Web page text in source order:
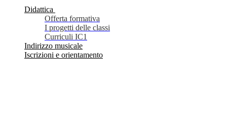
Didattica
Offerta formativa
I progetti delle classi
Curriculi IC1
Indirizzo musicale
Iscrizioni e orientamento